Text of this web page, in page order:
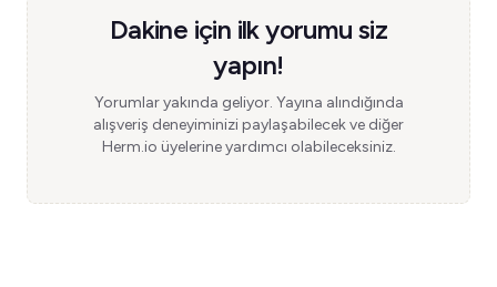
Dakine için ilk yorumu siz
yapın!
Yorumlar yakında geliyor. Yayına alındığında
alışveriş deneyiminizi paylaşabilecek ve diğer
Herm.io üyelerine yardımcı olabileceksiniz.